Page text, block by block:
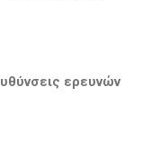
ερευνών